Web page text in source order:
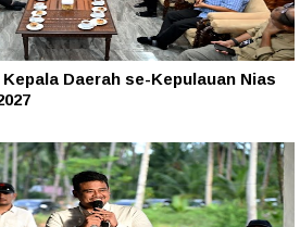
Daerah se-Kepulauan Nias